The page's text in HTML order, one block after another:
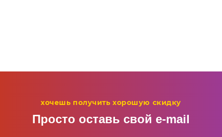
хочешь получить хорошую скидку
Просто оставь свой e‑mail